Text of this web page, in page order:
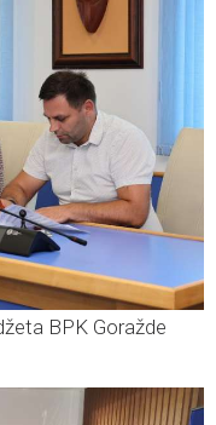
BPK Goražde